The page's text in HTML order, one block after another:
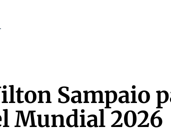
Sampaio
Mundial 2026